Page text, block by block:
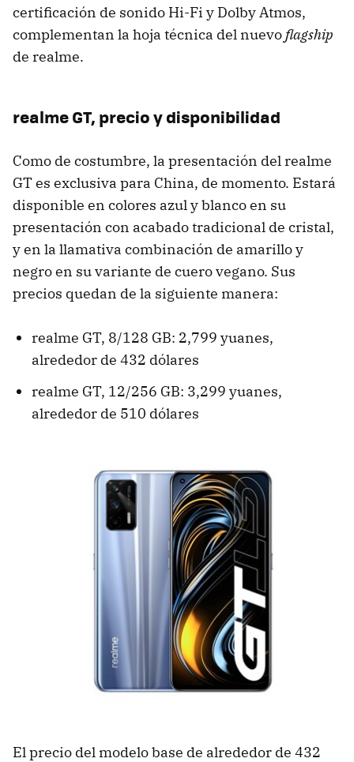
certificación de sonido Hi-Fi y Dolby Atmos,
complementan la hoja técnica del nuevoflagship
de realme.
realme GT, precio y disponibilidad
Como de costumbre, la presentación del realme
GT es exclusiva para China, de momento. Estará
disponible en colores azul y blanco en su
presentación con acabado tradicional de cristal,
y en la llamativa combinación de amarillo y
negro en su variante de cuero vegano. Sus
precios quedan de la siguiente manera:
realme GT, 8/128 GB: 2,799 yuanes,
alrededor de 432 dólares
realme GT, 12/256 GB: 3,299 yuanes,
alrededor de 510 dólares
El precio del modelo base de alrededor de 432